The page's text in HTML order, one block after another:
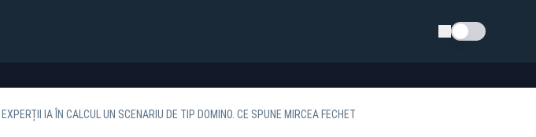
Schimba tema
IA ÎN CALCUL UN SCENARIU DE TIP DOMINO. CE SPUNE MIRCEA FECHET